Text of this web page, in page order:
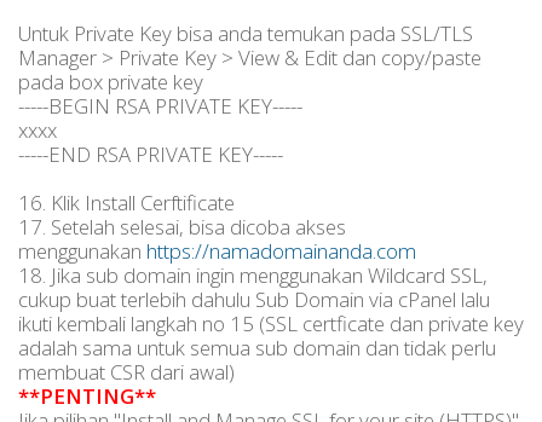
Untuk Private Key bisa anda temukan pada SSL/TLS
Manager > Private Key > View & Edit dan copy/paste
pada box private key
-----BEGIN RSA PRIVATE KEY-----
xxxx
-----END RSA PRIVATE KEY-----
16. Klik Install Cerftificate
17. Setelah selesai, bisa dicoba akses
menggunakan https://namadomainanda.com
18. Jika sub domain ingin menggunakan Wildcard SSL,
cukup buat terlebih dahulu Sub Domain via cPanel lalu
ikuti kembali langkah no 15 (SSL certficate dan private key
adalah sama untuk semua sub domain dan tidak perlu
membuat CSR dari awal)
**PENTING**